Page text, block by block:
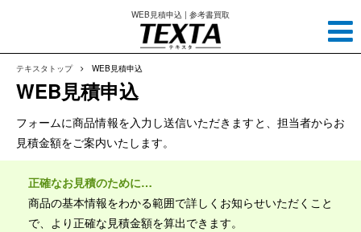
WEB見積申込 | 参考書買取
テキスタトップ WEB見積申込
WEB見積申込
フォームに商品情報を入力し送信いただきますと、担当者からお
見積金額をご案内いたします。
正確なお見積のために…
商品の基本情報をわかる範囲で詳しくお知らせいただくこと
で、より正確な見積金額を算出できます。